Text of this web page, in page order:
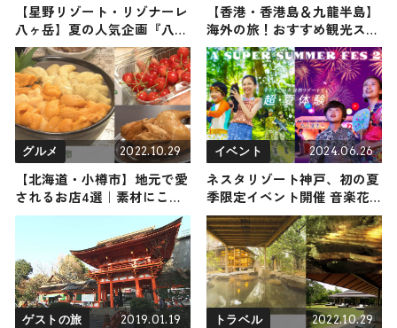
【星野リゾート・リゾナーレ
八ヶ岳】夏の人気企画『八ヶ
岳マルシェ2026』が今年も開
催中 / 「トマトかき氷」「野
菜ピアディーナ」など多彩な
夏野菜グルメが登場
【香港・香港島＆九龍半島】
海外の旅！おすすめ観光スポ
ットやグルメをリポート
グルメ 2022.10.29
【北海道・小樽市】地元で愛
されるお店4選｜素材にこだ
わる老舗から有名店までご紹
イベント 2024.06.26
ネスタリゾート神戸、初の夏
季限定イベント開催 音楽花
火ショー・超水合戦など
ゲストの旅 2019.01.19 トラベル 2022.10.29